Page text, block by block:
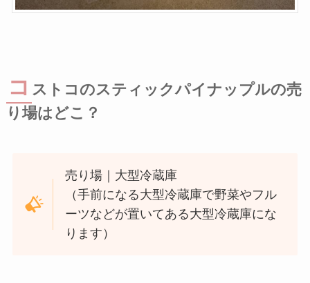
コ ストコのスティックパイナップルの売
り場はどこ？
売り場｜大型冷蔵庫
（手前になる大型冷蔵庫で野菜やフル
ーツなどが置いてある大型冷蔵庫にな
ります）